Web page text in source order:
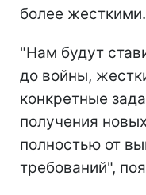
более жесткими.
"Нам будут
до войны,
конкретные
получения
полностью от
требований",